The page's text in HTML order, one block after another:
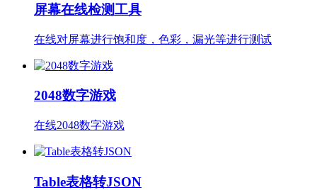
屏幕在线检测工具
在线对屏幕进行饱和度，色彩，漏光等进行测试
2048数字游戏
在线2048数字游戏
Table表格转JSON